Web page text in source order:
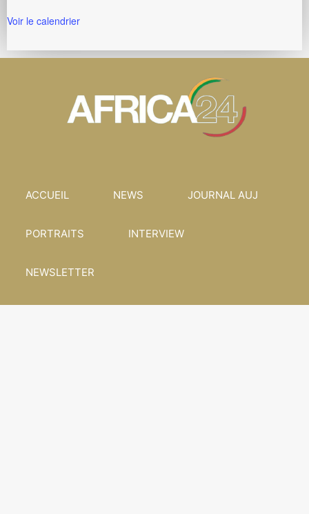
Voir le calendrier
ACCUEIL NEWS JOURNAL AUJ
PORTRAITS INTERVIEW
NEWSLETTER